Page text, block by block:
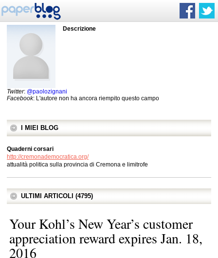
Descrizione
Twitter: @paolozignani
Facebook: L'autore non ha ancora riempito questo campo
I MIEI BLOG
Quaderni corsari
http://cremonademocratica.org/
attualità politica sulla provincia di Cremona e limitrofe
ULTIMI ARTICOLI (4795)
Your Kohl’s New Year’s customer
appreciation reward expires Jan. 18,
2016